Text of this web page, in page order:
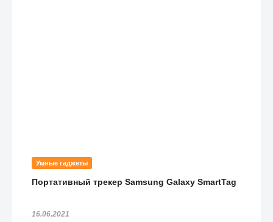
Умные гаджеты
Портативный трекер Samsung Galaxy SmartTag
16.06.2021